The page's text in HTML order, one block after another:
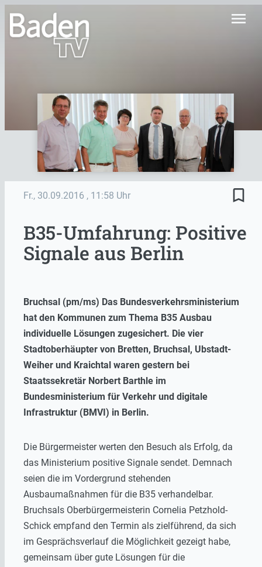
menu
Fr., 30.09.2016 , 11:58 Uhr bookmark_border
B35-Umfahrung: Positive
Signale aus Berlin
Bruchsal (pm/ms) Das Bundesverkehrsministerium
hat den Kommunen zum Thema B35 Ausbau
individuelle Lösungen zugesichert. Die vier
Stadtoberhäupter von Bretten, Bruchsal, Ubstadt-
Weiher und Kraichtal waren gestern bei
Staatssekretär Norbert Barthle im
Bundesministerium für Verkehr und digitale
Infrastruktur (BMVI) in Berlin.
Die Bürgermeister werten den Besuch als Erfolg, da
das Ministerium positive Signale sendet. Demnach
seien die im Vordergrund stehenden
Ausbaumaßnahmen für die B35 verhandelbar.
Bruchsals Oberbürgermeisterin Cornelia Petzhold-
Schick empfand den Termin als zielführend, da sich
im Gesprächsverlauf die Möglichkeit gezeigt habe,
gemeinsam über gute Lösungen für die